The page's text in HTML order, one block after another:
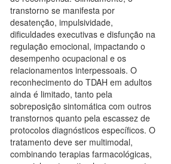
transtorno se manifesta por
desatenção, impulsividade,
dificuldades executivas e disfunção na
regulação emocional, impactando o
desempenho ocupacional e os
relacionamentos interpessoais. O
reconhecimento do TDAH em adultos
ainda é limitado, tanto pela
sobreposição sintomática com outros
transtornos quanto pela escassez de
protocolos diagnósticos específicos. O
tratamento deve ser multimodal,
combinando terapias farmacológicas,